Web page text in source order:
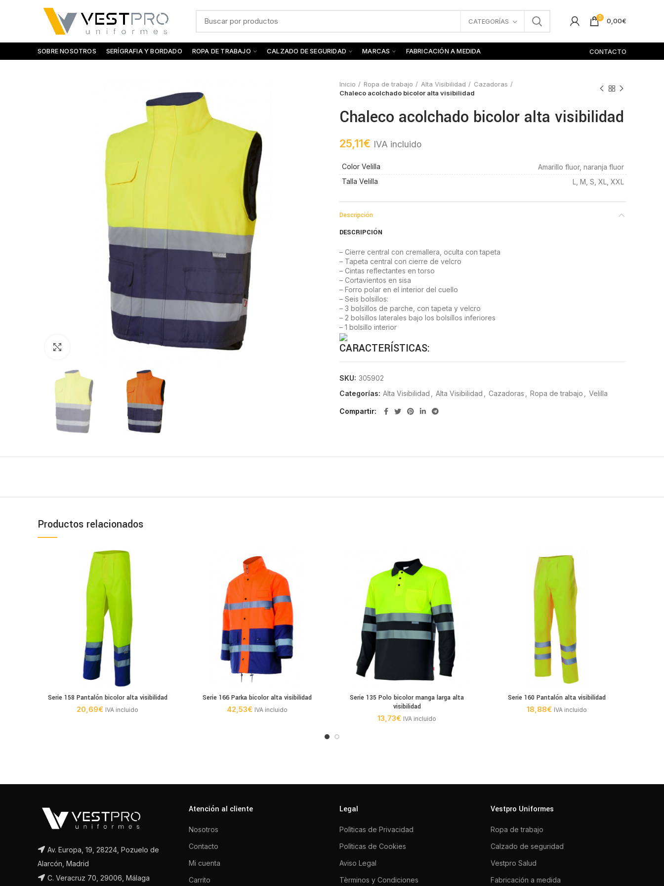
CATEGORÍAS 0 0,00€
SOBRE NOSOTROS SERÍGRAFIA Y BORDADO ROPA DE TRABAJO CALZADO DE SEGURIDAD MARCAS FABRICACIÓN A MEDIDA CONTACTO
Inicio Ropa de trabajo Alta Visibilidad
Cazadoras
Chaleco acolchado bicolor alta visibilidad
Chaleco acolchado bicolor alta visibilidad
25,11€ IVA incluido
Color Velilla
Amarillo fluor, naranja fluor
Talla Velilla
L, M, S, XL, XXL
Descripción
DESCRIPCIÓN
– Cierre central con cremallera, oculta con tapeta
– Tapeta central con cierre de velcro
– Cintas reflectantes en torso
– Cortavientos en sisa
– Forro polar en el interior del cuello
– Seis bolsillos:
– 3 bolsillos de parche, con tapeta y velcro
– 2 bolsillos laterales bajo los bolsillos inferiores
– 1 bolsillo interior
CARACTERÍSTICAS:
guata 100% poliéster
SKU: 305902
Categorías: Alta Visibilidad Alta Visibilidad Cazadoras Ropa de trabajo Velilla
Compartir
Productos relacionados
Serie 158 Pantalón bicolor alta visibilidad
20,69€ IVA incluido
Serie 166 Parka bicolor alta visibilidad
42,53€ IVA incluido
Serie 135 Polo bicolor manga larga alta
visibilidad
13,73€ IVA incluido
Serie 160 Pantalón alta visibilidad
18,88€ IVA incluido
Av. Europa, 19, 28224, Pozuelo de
Alarcón, Madrid
C. Veracruz 70, 29006, Málaga
Atención al cliente
Nosotros
Contacto
Mi cuenta
Carrito
Legal
Polìticas de Privacidad
Polìticas de Cookies
Aviso Legal
Tèrminos y Condiciones
Vestpro Uniformes
Ropa de trabajo
Calzado de seguridad
Vestpro Salud
Fabricación a medida